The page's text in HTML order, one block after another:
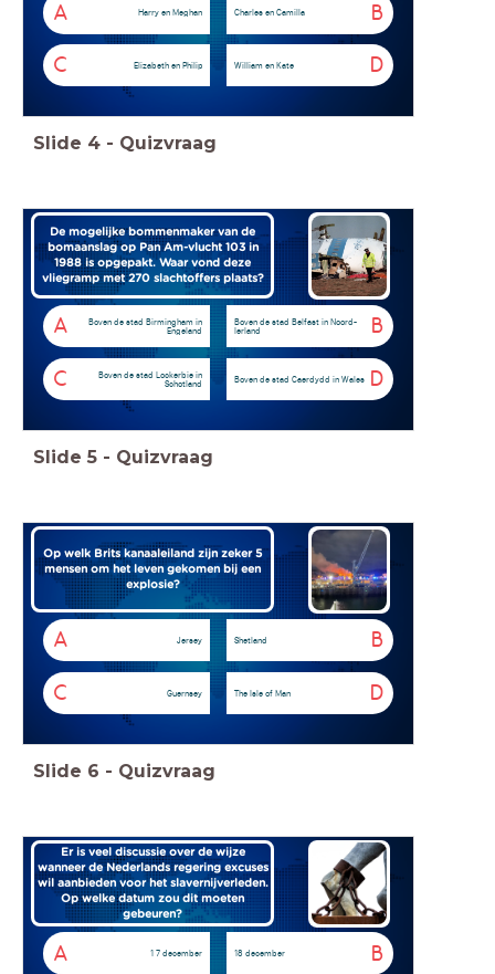
A Harry en Meghan B
Charles en Camilla
C Elizabeth en Philip D
William en Kate
Slide 4 - Quizvraag
De mogelijke bommenmaker van de
bomaanslag op Pan Am-vlucht 103 in
1988 is opgepakt. Waar vond deze
vliegramp met 270 slachtoffers plaats?
A
Boven de stad Birmingham in
Engeland
B
Boven de stad Belfast in Noord-
Ierland
C
Boven de stad Lockerbie in
Schotland
D
Boven de stad Caerdydd in Wales
Slide 5 - Quizvraag
Op welk Brits kanaaleiland zijn zeker 5
mensen om het leven gekomen bij een
explosie?
A Jersey B
Shetland
C Guernsey D
The Isle of Man
Slide 6 - Quizvraag
Er is veel discussie over de wijze
wanneer de Nederlands regering excuses
wil aanbieden voor het slavernijverleden.
Op welke datum zou dit moeten
gebeuren?
A 1 7 december B
18 december